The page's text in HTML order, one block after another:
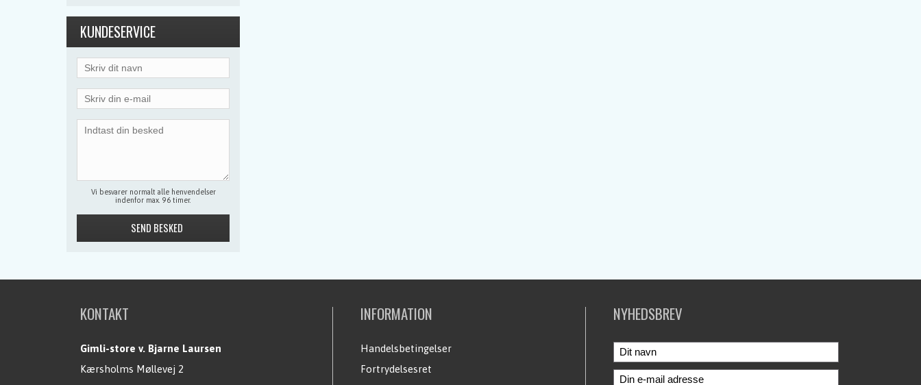
KUNDESERVICE
Vi besvarer normalt alle henvendelser
indenfor max. 96 timer.
KONTAKT
Gimli-store v. Bjarne Laursen
Kærsholms Møllevej 2
INFORMATION
Handelsbetingelser
Fortrydelsesret
NYHEDSBREV